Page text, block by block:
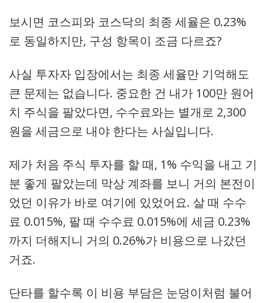
보시면 코스피와 코스닥의 최종 세율은 0.23%
로 동일하지만, 구성 항목이 조금 다르죠?
사실 투자자 입장에서는 최종 세율만 기억해도
큰 문제는 없습니다. 중요한 건 내가 100만 원어
치 주식을 팔았다면, 수수료와는 별개로 2,300
원을 세금으로 내야 한다는 사실입니다.
제가 처음 주식 투자를 할 때, 1% 수익을 내고 기
분 좋게 팔았는데 막상 계좌를 보니 거의 본전이
었던 이유가 바로 여기에 있었어요. 살 때 수수
료 0.015%, 팔 때 수수료 0.015%에 세금 0.23%
까지 더해지니 거의 0.26%가 비용으로 나갔던
거죠.
단타를 할수록 이 비용 부담은 눈덩이처럼 불어